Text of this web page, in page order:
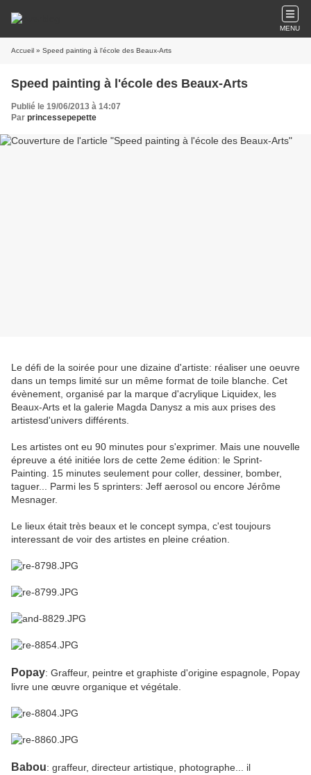
MENU
Accueil » Speed painting à l'école des Beaux-Arts
Speed painting à l'école des Beaux-Arts
Publié le 19/06/2013 à 14:07
Par princessepepette
Le défi de la soirée pour une dizaine d'artiste: réaliser une oeuvre
dans un temps limité sur un même format de toile blanche. Cet
évènement, organisé par la marque d'acrylique Liquidex, les
Beaux-Arts et la galerie Magda Danysz a mis aux prises des
artistesd'univers différents.
Les artistes ont eu 90 minutes pour s'exprimer. Mais une nouvelle
épreuve a été initiée lors de cette 2eme édition: le Sprint-
Painting. 15 minutes seulement pour coller, dessiner, bomber,
taguer... Parmi les 5 sprinters: Jeff aerosol ou encore Jérôme
Mesnager.
Le lieux était très beaux et le concept sympa, c'est toujours
interessant de voir des artistes en pleine création.
Popay: Graffeur, peintre et graphiste d'origine espagnole, Popay
livre une œuvre organique et végétale.
Babou: graffeur, directeur artistique, photographe... il